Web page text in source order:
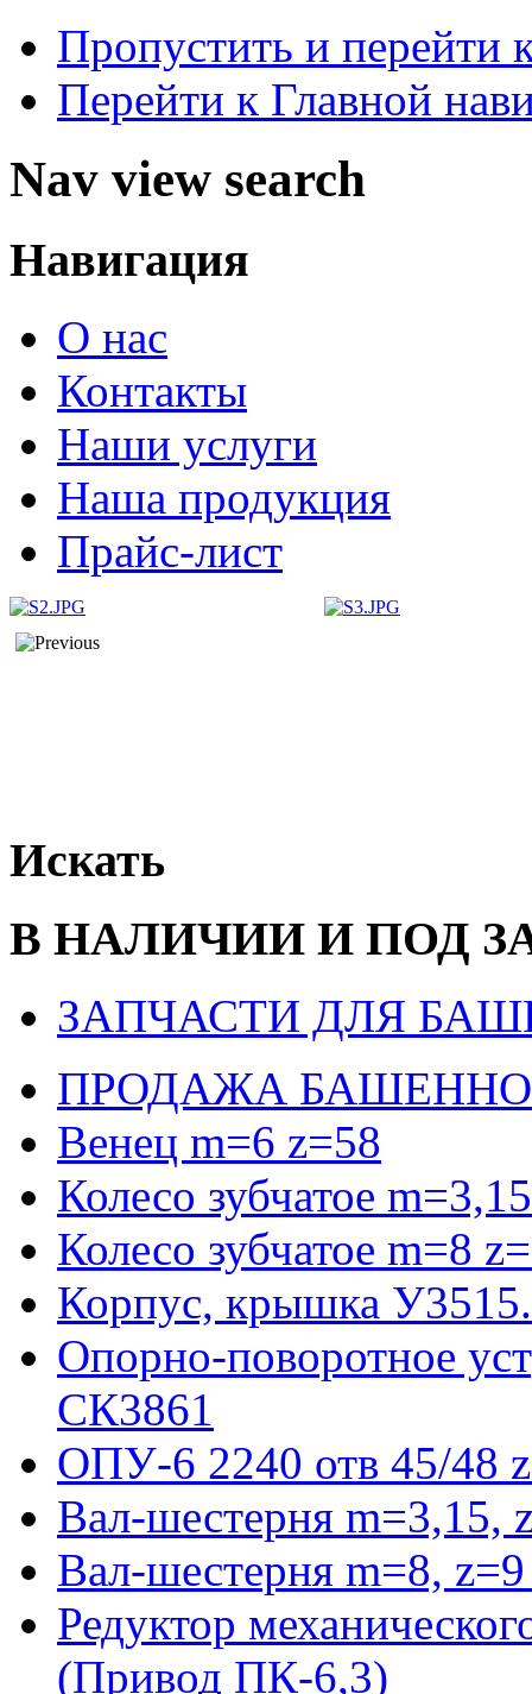
Пропустить и перейти
Перейти к Главной
Nav view search
Навигация
О нас
Контакты
Наши услуги
Наша продукция
Прайс-лист
Искать
В НАЛИЧИИ И ПОД
ЗАПЧАСТИ ДЛЯ
ПРОДАЖА
Венец m=6 z=58
Колесо зубчатое
Колесо зубчатое m=8
Корпус, крышка
Опорно-поворотное
СК3861
ОПУ-6 2240 отв 45/48
Вал-шестерня m=3,15,
Вал-шестерня m=8,
Редуктор
(Привод ПК-6,3)